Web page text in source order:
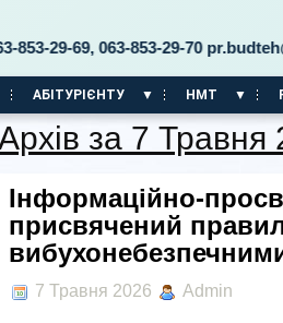
29-69, 063-853-29-70
АБІТУРІЄНТУ НМТ
11
за 7 Травня
Інформаційно-
присвячений
7 Травня 2026 Admin